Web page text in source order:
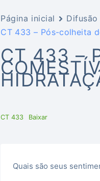
Página inicial
CT 433 – Pós-colheita
CT 433 –
CT 433 Baixar
Quais são seus